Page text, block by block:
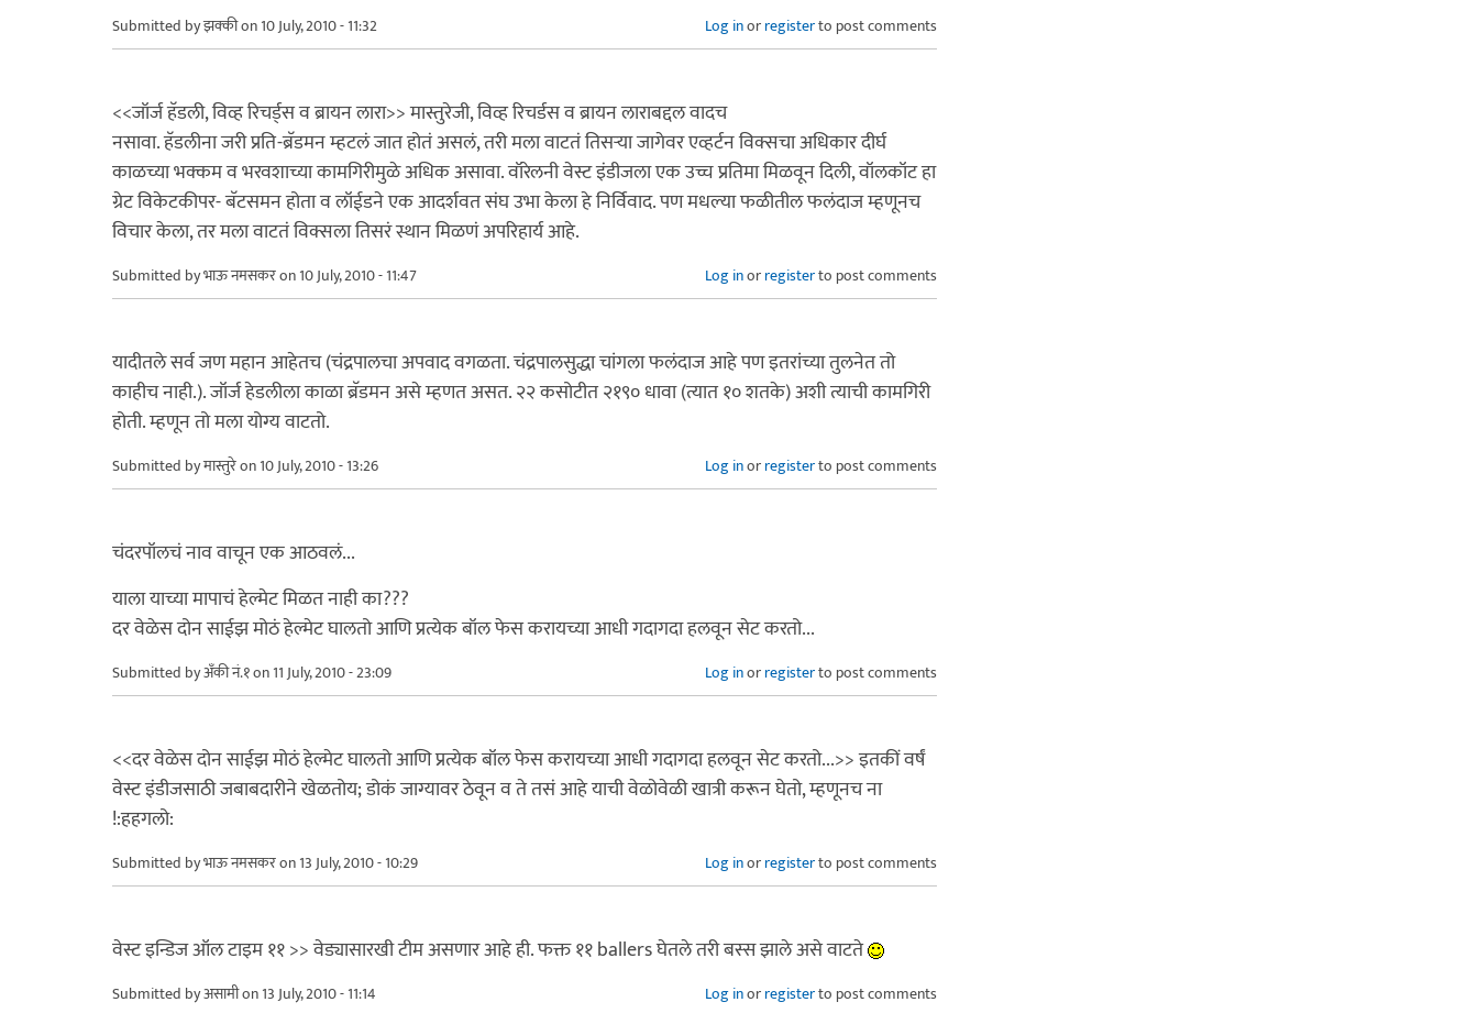
Submitted byझक्कीon 10 July, 2010 - 11:32 Log inorregisterto post comments
<<जॉर्ज हॅडली, विव्ह रिचर्ड्स व ब्रायन लारा>> मास्तुरेजी, विव्ह रिचर्डस व ब्रायन लाराबद्दल वादच
नसावा. हॅडलीना जरी प्रति-ब्रॅडमन म्हटलं जात होतं असलं, तरी मला वाटतं तिसर्‍या जागेवर एव्हर्टन विक्सचा अधिकार दीर्घ
काळच्या भक्कम व भरवशाच्या कामगिरीमुळे अधिक असावा. वॉरेलनी वेस्ट इंडीजला एक उच्च प्रतिमा मिळवून दिली, वॉलकॉट हा
ग्रेट विकेटकीपर- बॅटसमन होता व लॉईडने एक आदर्शवत संघ उभा केला हे निर्विवाद. पण मधल्या फळीतील फलंदाज म्हणूनच
विचार केला, तर मला वाटतं विक्सला तिसरं स्थान मिळणं अपरिहार्य आहे.
Submitted byभाऊ नमसकरon 10 July, 2010 - 11:47 Log inorregisterto post comments
यादीतले सर्व जण महान आहेतच (चंद्रपालचा अपवाद वगळता. चंद्रपालसुद्धा चांगला फलंदाज आहे पण इतरांच्या तुलनेत तो
काहीच नाही.). जॉर्ज हेडलीला काळा ब्रॅडमन असे म्हणत असत. २२ कसोटीत २१९० धावा (त्यात १० शतके) अशी त्याची कामगिरी
होती. म्हणून तो मला योग्य वाटतो.
Submitted byमास्तुरेon 10 July, 2010 - 13:26 Log inorregisterto post comments
चंदरपॉलचं नाव वाचून एक आठवलं...
याला याच्या मापाचं हेल्मेट मिळत नाही का???
दर वेळेस दोन साईझ मोठं हेल्मेट घालतो आणि प्रत्येक बॉल फेस करायच्या आधी गदागदा हलवून सेट करतो...
Submitted byअँकी नं.१on 11 July, 2010 - 23:09 Log inorregisterto post comments
<<दर वेळेस दोन साईझ मोठं हेल्मेट घालतो आणि प्रत्येक बॉल फेस करायच्या आधी गदागदा हलवून सेट करतो...>> इतकीं वर्षं
वेस्ट इंडीजसाठी जबाबदारीने खेळतोय; डोकं जाग्यावर ठेवून व ते तसं आहे याची वेळोवेळी खात्री करून घेतो, म्हणूनच ना
!:हहगलो:
Submitted byभाऊ नमसकरon 13 July, 2010 - 10:29 Log inorregisterto post comments
वेस्ट इन्डिज ऑल टाइम ११ >> वेड्यासारखी टीम असणार आहे ही. फक्त ११ ballers घेतले तरी बस्स झाले असे वाटते
Submitted byअसामीon 13 July, 2010 - 11:14 Log inorregisterto post comments